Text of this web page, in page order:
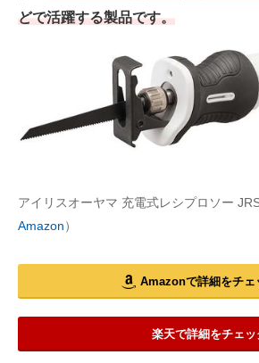
どで活躍する製品です。
アイリスオーヤマ 充電式レシプロソー
Amazon）
Amazonで詳細をチェ
楽天で詳細をチェッ